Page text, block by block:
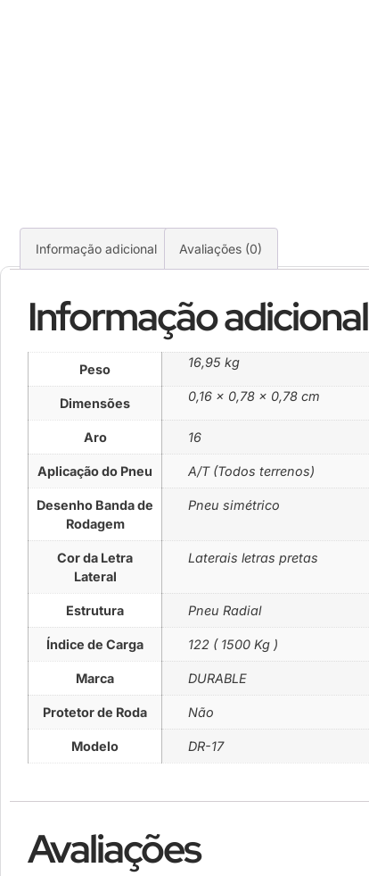
Informação adicional Avaliações (0)
Informação adicional
Peso 16,95 kg
Dimensões 0,16 × 0,78 × 0,78 cm
Aro 16
Aplicação do Pneu A/T (Todos terrenos)
Desenho Banda de
Rodagem
Pneu simétrico
Cor da Letra
Lateral
Laterais letras pretas
Estrutura Pneu Radial
Índice de Carga 122 ( 1500 Kg )
Marca DURABLE
Protetor de Roda Não
Modelo DR-17
Avaliações